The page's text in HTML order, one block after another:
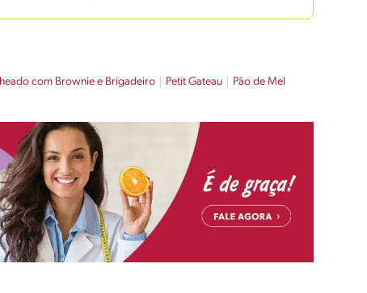
com Brownie e Brigadeiro Petit Gateau Pão de Mel